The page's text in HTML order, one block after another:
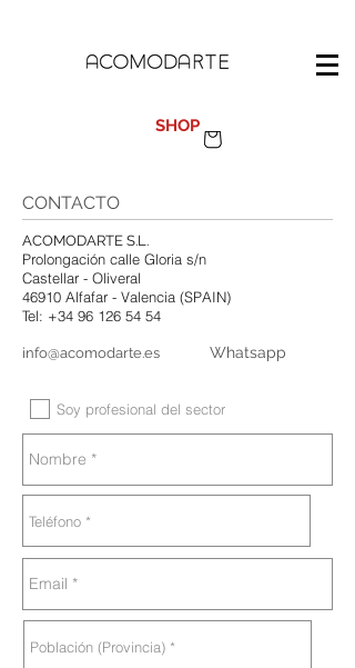
SHOP
CONTACTO
ACOMODARTE S.L.
Prolongación calle Gloria s/n
Castellar - Oliveral
46910 Alfafar - Valencia (SPAIN)
Tel: +34 96 126 54 54
info@acomodarte.es Whatsapp
Soy profesional del sector